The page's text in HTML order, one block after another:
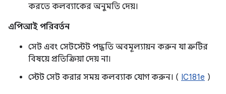
করতে কলব্যাকের অনুমতি দেয়।
এপিআই পরিবর্তন
সেট এবং সেটস্টেট পদ্ধতি অবমূল্যায়ন করুন যা ত্রুটির
বিষয়ে প্রতিক্রিয়া দেয় না।
স্টেট সেট করার সময় কলব্যাক যোগ করুন। ( IC181e )